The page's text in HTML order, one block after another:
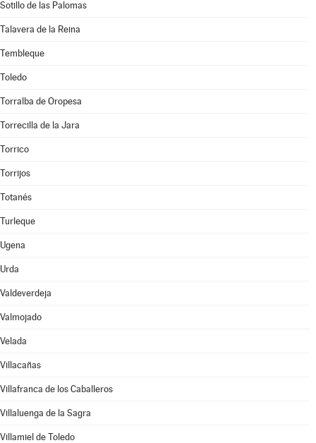
Sotillo de las Palomas
Talavera de la Reina
Tembleque
Toledo
Torralba de Oropesa
Torrecilla de la Jara
Torrico
Torrijos
Totanés
Turleque
Ugena
Urda
Valdeverdeja
Valmojado
Velada
Villacañas
Villafranca de los Caballeros
Villaluenga de la Sagra
Villamiel de Toledo